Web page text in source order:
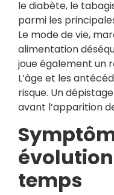
le diabète, le
parmi les
Le mode de vie,
alimentation
joue également un
L’âge et les
risque. Un
avant l’apparition
temps